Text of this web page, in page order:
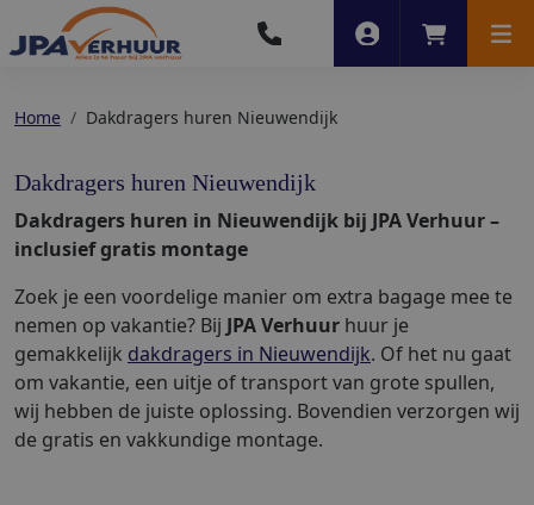
Account
Home Dakdragers huren Nieuwendijk
Dakdragers huren Nieuwendijk
Dakdragers huren in Nieuwendijk bij JPA Verhuur –
inclusief gratis montage
Zoek je een voordelige manier om extra bagage mee te
nemen op vakantie? Bij JPA Verhuur huur je
gemakkelijk dakdragers in Nieuwendijk. Of het nu gaat
om vakantie, een uitje of transport van grote spullen,
wij hebben de juiste oplossing. Bovendien verzorgen wij
de gratis en vakkundige montage.